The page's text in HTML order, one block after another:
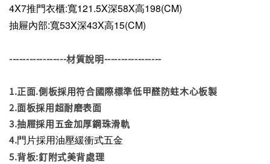
4X7推門衣櫃:寬121.5X深58X高198(CM)
抽屜內部:寬53X深43X高15(CM)
-----------------材質說明-----------------
1.正面.側板採用符合國際標準低甲醛防蛀木心板製
2.面板採用超耐磨表面
3.抽屜採用五金加厚鋼珠滑軌
4.門片採用油壓緩衝式五金
5.背板:釘附式美背處理